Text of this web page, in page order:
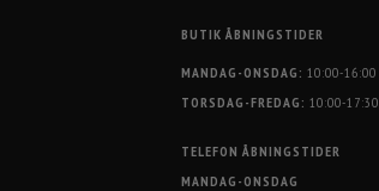
BUTIK ÅBNINGSTIDER
MANDAG-ONSDAG: 10:00-16:00
TORSDAG-FREDAG: 10:00-17:30
TELEFON ÅBNINGSTIDER
MANDAG-ONSDAG